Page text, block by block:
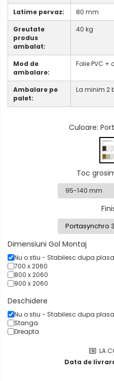
Latime pervaz:
80 mm
Greutate
produs
ambalat:
40 kg
Mod de
ambalare:
Folie PVC +
Ambalare pe
palet:
La minim 2
Culoare:
Toc
Dimensiuni Gol Montaj
Nu o stiu - Stabilesc dupa
700 x 2060
800 x 2060
900 x 2060
Deschidere
Nu o stiu - Stabilesc dupa
Stanga
Dreapta
LA
Data de